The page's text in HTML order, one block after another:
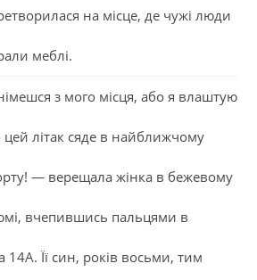
на місце, де чужі люди
меблі.
з мого місця, або я влаштую
цей літак сяде в найближчому
— верещала жінка в бежевому
вчепившись пальцями в
14А. Її син, років восьми, тим